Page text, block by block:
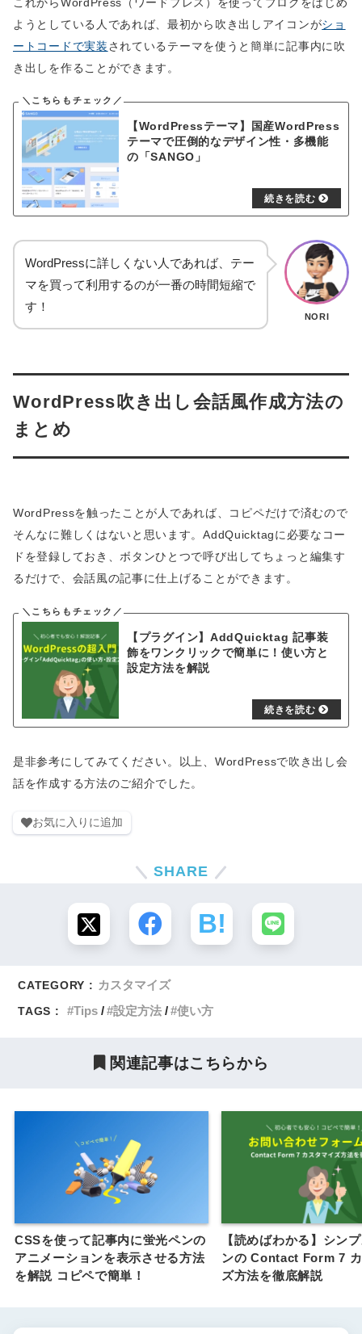
ようとしている人であれば、最初から吹き出しアイコンがショ
ートコードで実装されているテーマを使うと簡単に記事内に吹
き出しを作ることができます。
【WordPressテーマ】国産WordPress
テーマで圧倒的なデザイン性・多機能
の「SANGO」
WordPressに詳しくない人であれば、テー
マを買って利用するのが一番の時間短縮で
す！
NORI
WordPress吹き出し会話風作成方法の
まとめ
WordPressを触ったことが人であれば、コピペだけで済むので
そんなに難しくはないと思います。AddQuicktagに必要なコー
ドを登録しておき、ボタンひとつで呼び出してちょっと編集す
るだけで、会話風の記事に仕上げることができます。
【プラグイン】AddQuicktag 記事装
飾をワンクリックで簡単に！使い方と
設定方法を解説
是非参考にしてみてください。以上、WordPressで吹き出し会
話を作成する方法のご紹介でした。
お気に入りに追加
SHARE
CATEGORY : カスタマイズ
TAGS : Tips 設定方法 使い方
関連記事はこちらから
CSSを使って記事内に蛍光ペンの
アニメーションを表示させる方法
を解説 コピペで簡単！
【読めばわかる】シン
ンの Contact Form 7
ズ方法を徹底解説